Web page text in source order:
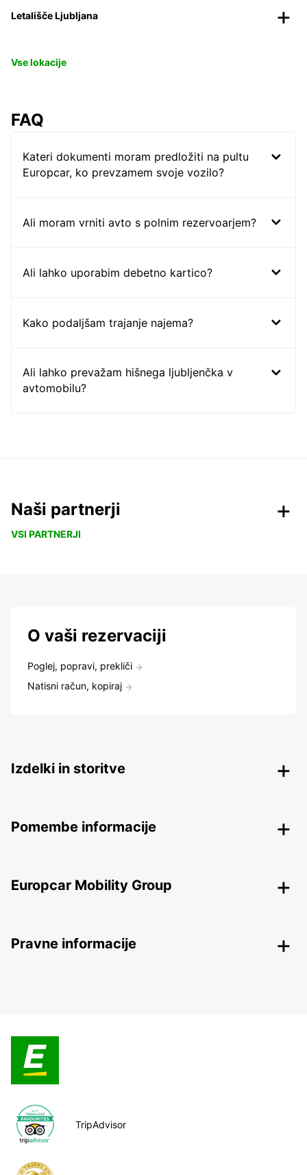
Letališče Ljubljana
Vse lokacije
FAQ
Kateri dokumenti moram predložiti na pultu
Europcar, ko prevzamem svoje vozilo?
Ali moram vrniti avto s polnim rezervoarjem?
Ali lahko uporabim debetno kartico?
Kako podaljšam trajanje najema?
Ali lahko prevažam hišnega ljubljenčka v
avtomobilu?
Naši partnerji
VSI PARTNERJI
O vaši rezervaciji
Poglej, popravi, prekliči
Natisni račun, kopiraj
Izdelki in storitve
Pomembe informacije
Europcar Mobility Group
Pravne informacije
TripAdvisor